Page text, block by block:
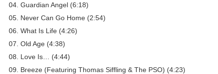
04. Guardian Angel (6:18)
05. Never Can Go Home (2:54)
06. What Is Life (4:26)
07. Old Age (4:38)
08. Love Is… (4:44)
09. Breeze (Featuring Thomas Siffling & The PSO) (4:23)